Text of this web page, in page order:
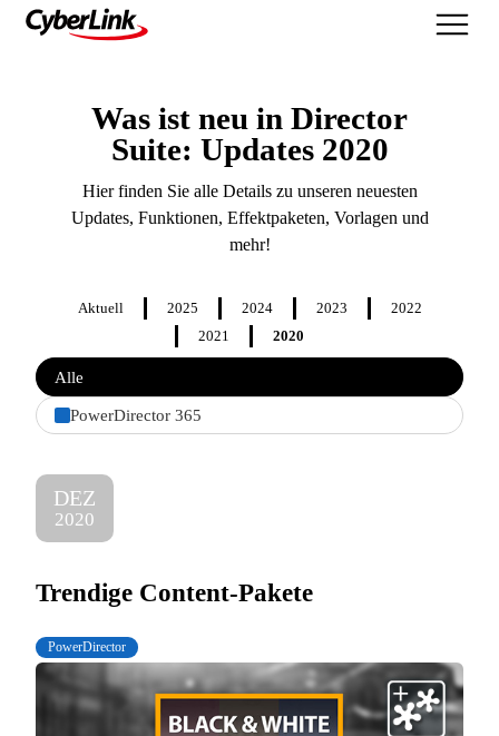
Was ist neu in Director
Suite: Updates 2020
Hier finden Sie alle Details zu unseren neuesten
Updates, Funktionen, Effektpaketen, Vorlagen und
mehr!
Aktuell 2025 2024 2023
2022
2021
2020
Filter
features
by
product
Alle
PowerDirector 365
DEZ
2020
Trendige Content-Pakete
PowerDirector